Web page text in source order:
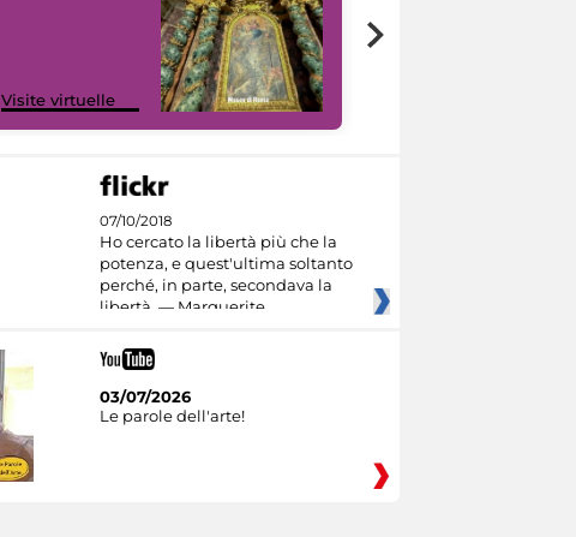
Visite virtuelle
07/10/2018
Ho cercato la libertà più che la
potenza, e quest'ultima soltanto
perché, in parte, secondava la
libertà. — Marguerite
03/07/2026
Le parole dell'arte!